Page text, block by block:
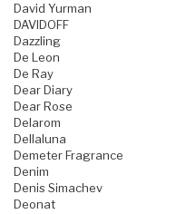
David Yurman
DAVIDOFF
Dazzling
De Leon
De Ray
Dear Diary
Dear Rose
Delarom
Dellaluna
Demeter Fragrance
Denim
Denis Simachev
Deonat